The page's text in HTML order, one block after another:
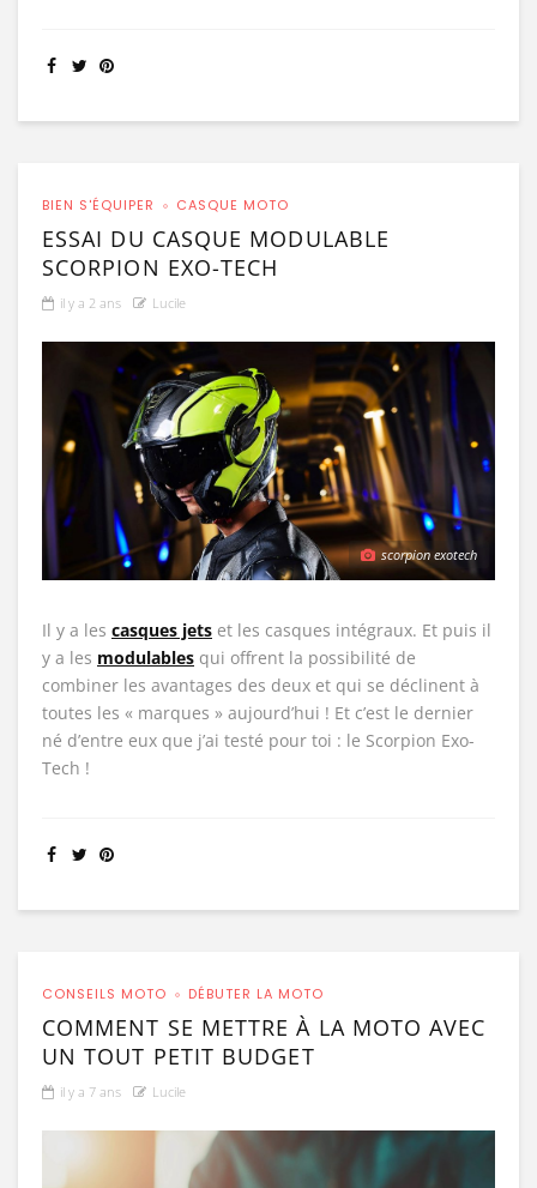
BIEN S'ÉQUIPER CASQUE MOTO
ESSAI DU CASQUE MODULABLE
SCORPION EXO-TECH
il y a 2 ans Lucile
scorpion exotech
Il y a les casques jets et les casques intégraux. Et puis il
y a les modulables qui offrent la possibilité de
combiner les avantages des deux et qui se déclinent à
toutes les « marques » aujourd’hui ! Et c’est le dernier
né d’entre eux que j’ai testé pour toi : le Scorpion Exo-
Tech !
CONSEILS MOTO DÉBUTER LA MOTO
COMMENT SE METTRE À LA MOTO AVEC
UN TOUT PETIT BUDGET
il y a 7 ans Lucile